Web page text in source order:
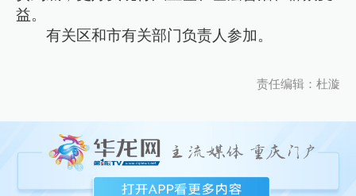
益。
有关区和市有关部门负责人参加。
责任编辑：杜漩